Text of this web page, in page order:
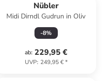
Nübler
Midi Dirndl Gudrun in Oliv
-8%
ab: 229,95 €
UVP: 249,95 €*